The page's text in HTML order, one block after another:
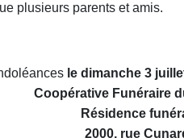
plusieurs parents et amis.
le dimanche 3
Coopérative Funéraire
Résidence
2000, rue